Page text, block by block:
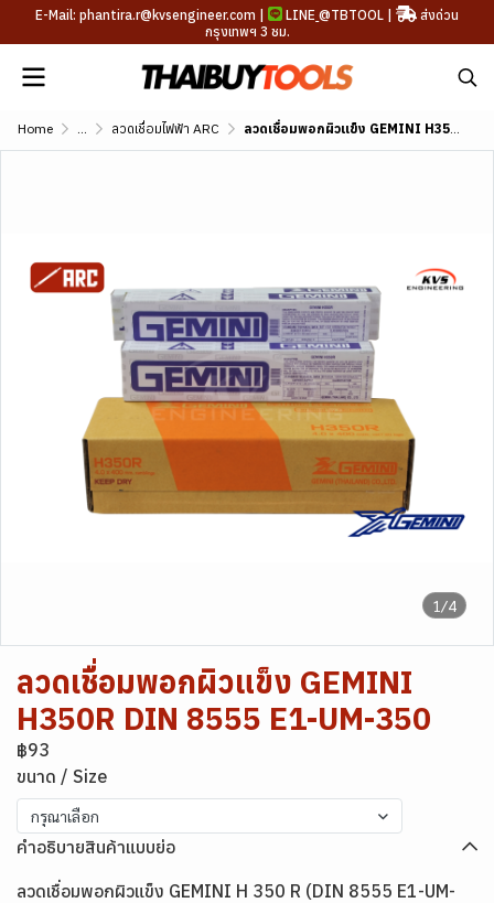
E-Mail: phantira.r@kvsengineer.com | LINE @TBTOOL |
ส่งด่วน
กรุงเทพฯ 3 ชม.
Home ... ลวดเชื่อมไฟฟ้า ARC ลวดเชื่อมพอกผิวแข็ง GEMINI H350R DIN 8555 E1-UM-350
1/4
ลวดเชื่อมพอกผิวแข็ง GEMINI
H350R DIN 8555 E1-UM-350
฿93
ขนาด / Size
กรุณาเลือก
คำอธิบายสินค้าแบบย่อ
ลวดเชื่อมพอกผิวแข็ง GEMINI H 350 R (DIN 8555 E1-UM-